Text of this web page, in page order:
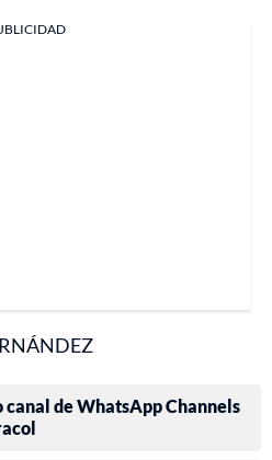
canal de WhatsApp Channels